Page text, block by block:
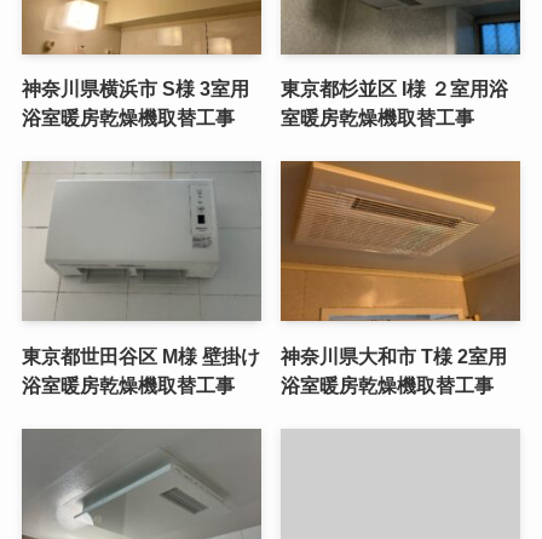
神奈川県横浜市 S様 3室用
浴室暖房乾燥機取替工事
東京都杉並区 I様 ２室用浴
室暖房乾燥機取替工事
東京都世田谷区 M様 壁掛け
浴室暖房乾燥機取替工事
神奈川県大和市 T様 2室用
浴室暖房乾燥機取替工事